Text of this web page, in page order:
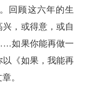
回顾这六年的生
，或得意，或自
如果你能再做一
以《如果，我能再
。